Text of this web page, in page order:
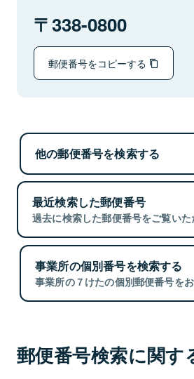
338-0800
郵便番号をコピーする
他の郵便番号を検索する
最近検索した郵便番号
過去に検索した郵便番号をご覧いた
事業所の個別番号を検索する
事業所の７けたの個別郵便番号をお
郵便番号検索に関す